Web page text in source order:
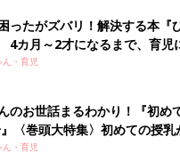
レシピで料理を作って食べさ
梅チューブ、ごまだれ、柚子
ていましたが、使いきれなか
ターンを振り返った結果、無
調味料は、買わないほうがい
ました。
ったがズバリ！解決する本『
カ月～2才になるまで、育児
！
ん・育児
のお世話まるわかり！『初め
〈巻頭大特集〉初めての授乳
ぱい・ミルクの基本と夏のト
ん・育児